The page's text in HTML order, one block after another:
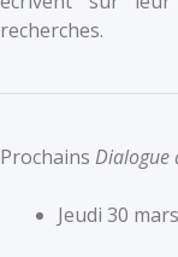
recherches.
Prochains Dialogue
Jeudi 30